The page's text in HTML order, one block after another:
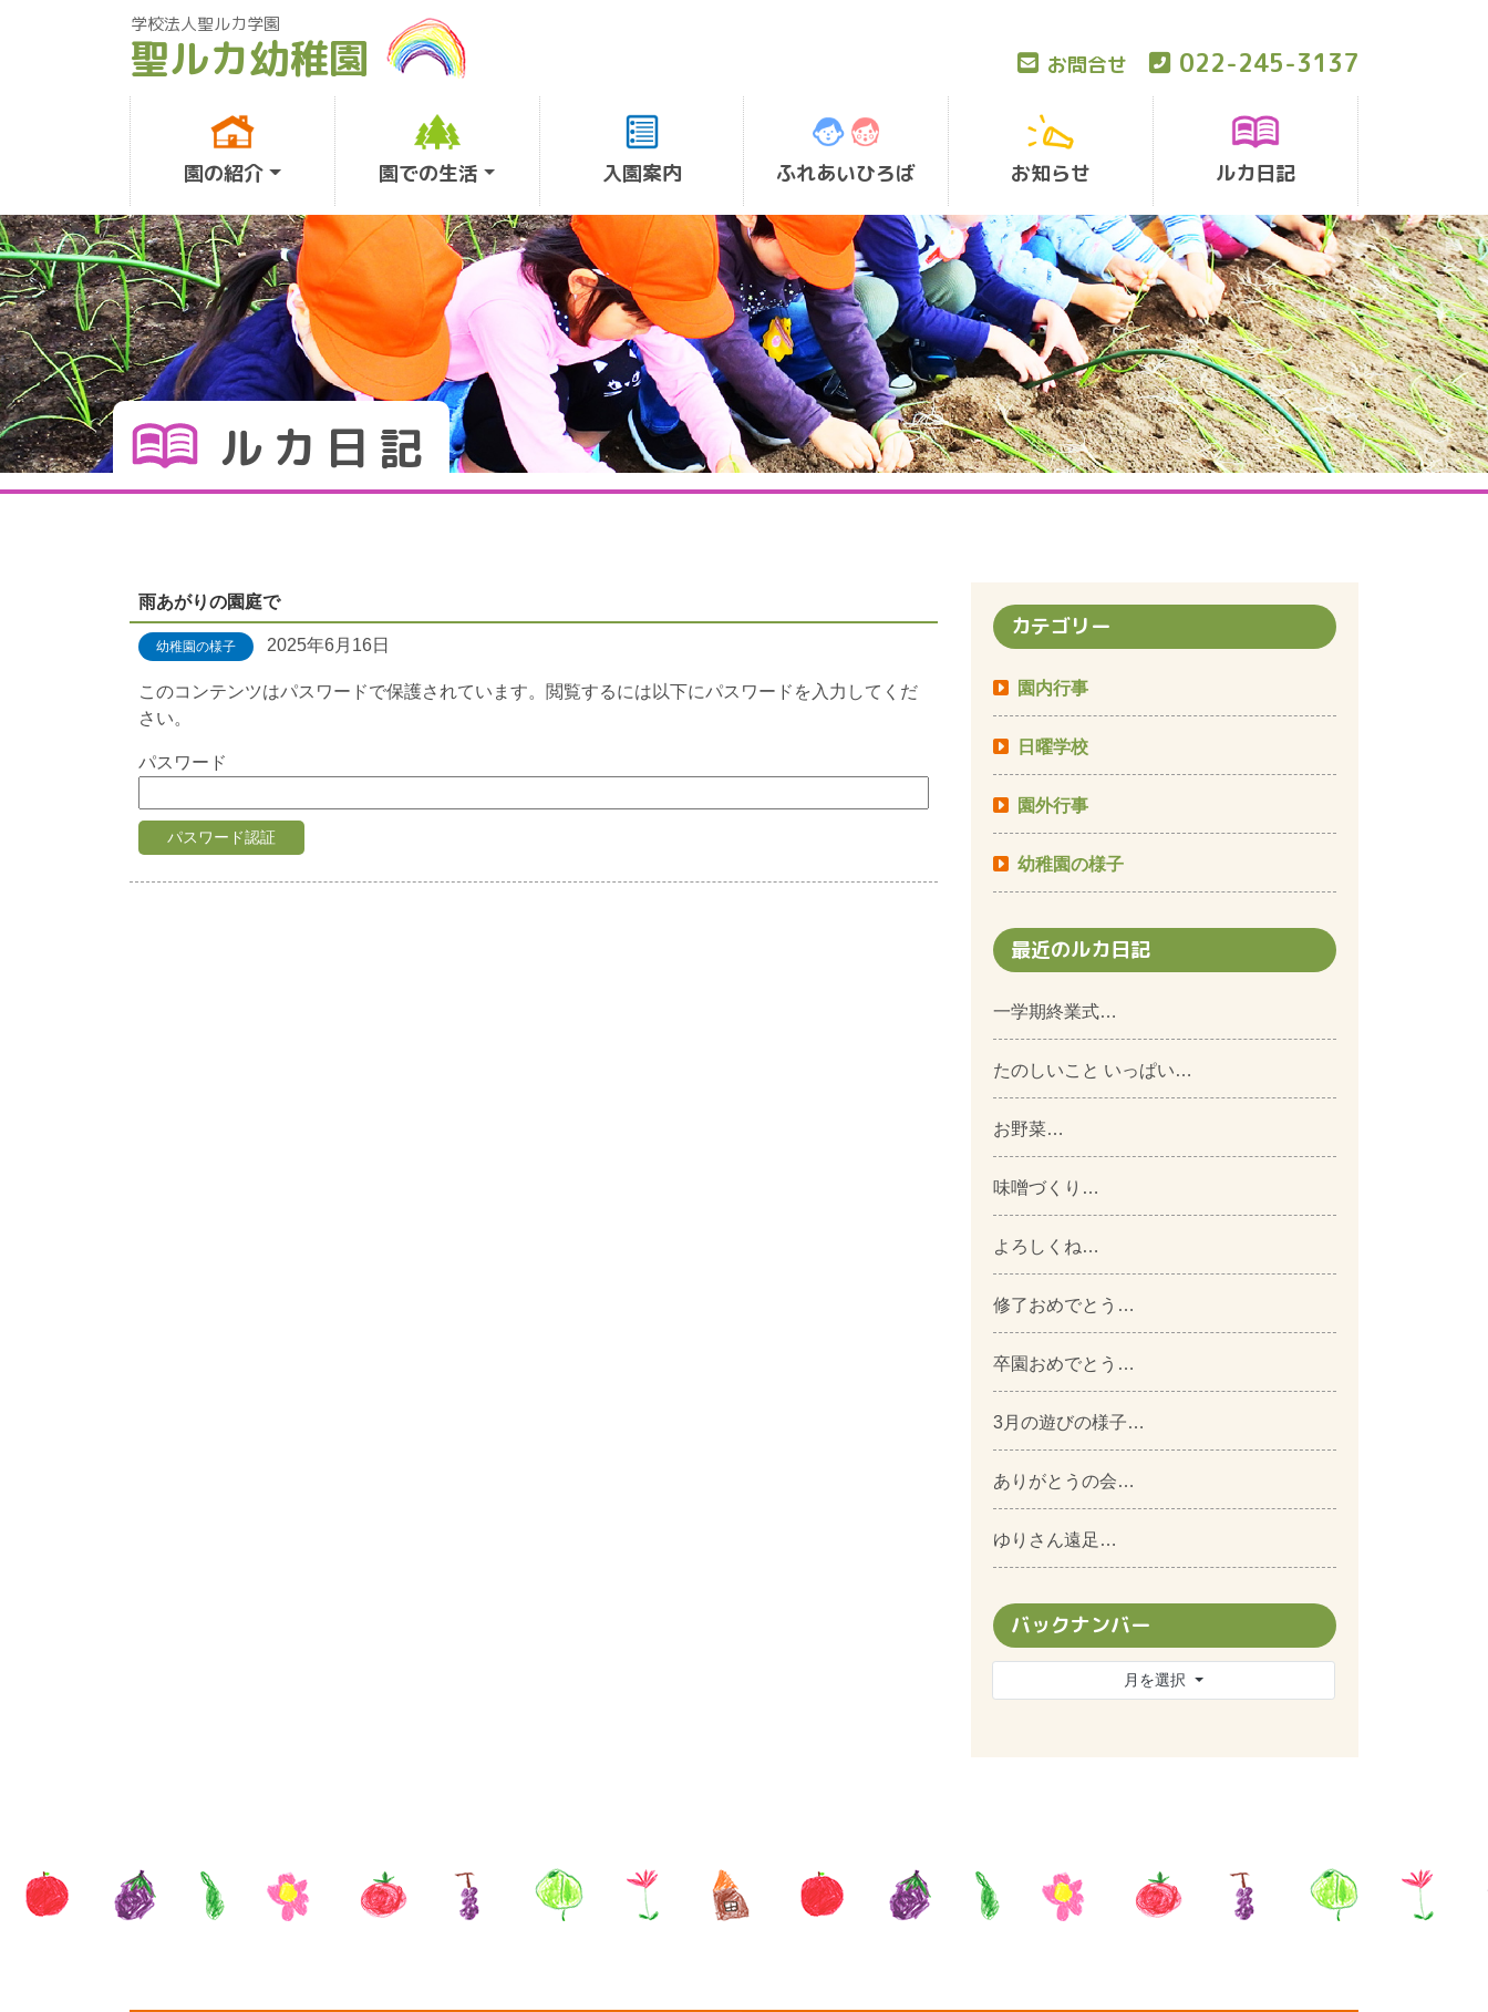
学校法人聖ルカ学園
聖ルカ幼稚園 お問合せ 022-245-3137
Main Navigation
園の紹介 園での生活 入園案内 ふれあいひろば お知らせ ルカ日記
ルカ日記
雨あがりの園庭で
幼稚園の様子 2025年6月16日
このコンテンツはパスワードで保護されています。閲覧するには以下にパスワードを入力してくだ
さい。
パスワード
カテゴリー
園内行事
日曜学校
園外行事
幼稚園の様子
最近のルカ日記
一学期終業式…
たのしいこと いっぱい…
お野菜…
味噌づくり…
よろしくね…
修了おめでとう…
卒園おめでとう…
3月の遊びの様子…
ありがとうの会…
ゆりさん遠足…
バックナンバー
月を選択